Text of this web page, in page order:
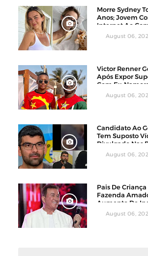
Morre Sydney
Anos; Jovem
Internet Ao
Luta Contra O
August 06,
Victor Renner
Após Expor
Com Ex-
August 06,
Candidato Ao
Tem Suposto
Divulgado Nas
August 06,
Pais De
Fazenda
Aumento De
August 06,